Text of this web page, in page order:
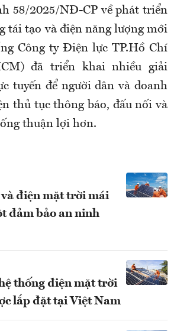
58/2025/NĐ-CP về phát triển
tái tạo và điện năng lượng mới
Công ty Điện lực TP.Hồ Chí
đã triển khai nhiều giải
tuyến để người dân và doanh
thủ tục thông báo, đấu nối và
thuận lợi hơn.
điện mặt trời mái
đảm bảo an ninh
thống điện mặt trời
lắp đặt tại Việt Nam